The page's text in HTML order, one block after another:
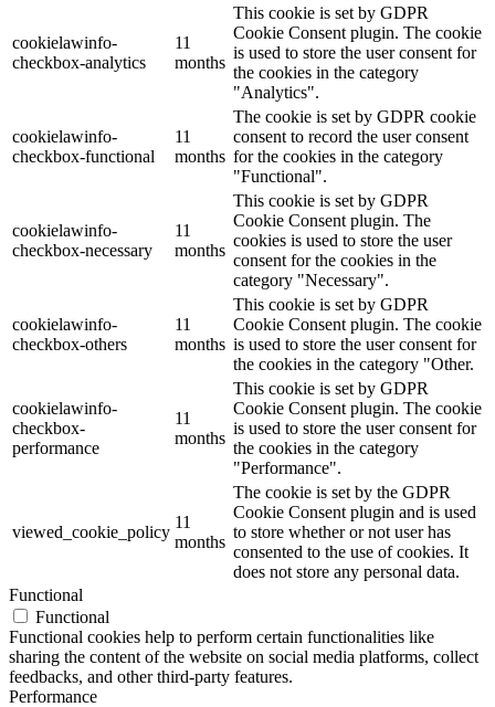
cookielawinfo-
checkbox-analytics
11
months
This cookie is set by GDPR
Cookie Consent plugin. The cookie
is used to store the user consent for
the cookies in the category
"Analytics".
cookielawinfo-
checkbox-functional
11
months
The cookie is set by GDPR cookie
consent to record the user consent
for the cookies in the category
"Functional".
cookielawinfo-
checkbox-necessary
11
months
This cookie is set by GDPR
Cookie Consent plugin. The
cookies is used to store the user
consent for the cookies in the
category "Necessary".
cookielawinfo-
checkbox-others
11
months
This cookie is set by GDPR
Cookie Consent plugin. The cookie
is used to store the user consent for
the cookies in the category "Other.
cookielawinfo-
checkbox-
performance
11
months
This cookie is set by GDPR
Cookie Consent plugin. The cookie
is used to store the user consent for
the cookies in the category
"Performance".
viewed_cookie_policy
11
months
The cookie is set by the GDPR
Cookie Consent plugin and is used
to store whether or not user has
consented to the use of cookies. It
does not store any personal data.
Functional
Functional
Functional cookies help to perform certain functionalities like
sharing the content of the website on social media platforms, collect
feedbacks, and other third-party features.
Performance